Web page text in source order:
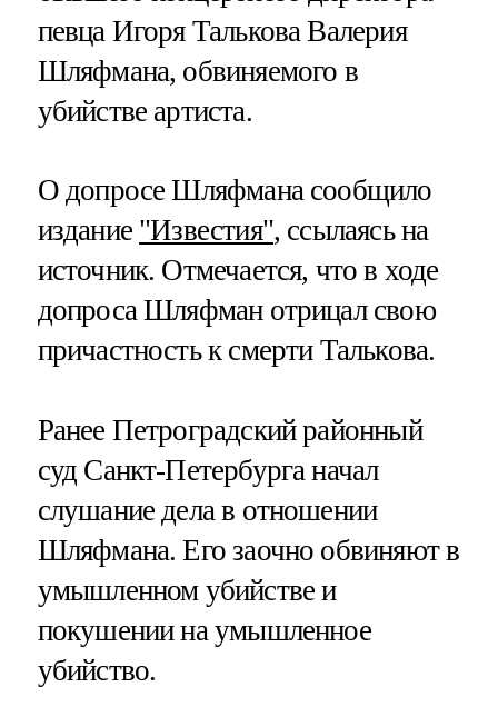
певца Игоря Талькова Валерия
Шляфмана, обвиняемого в
убийстве артиста.
О допросе Шляфмана сообщило
издание "Известия", ссылаясь на
источник. Отмечается, что в ходе
допроса Шляфман отрицал свою
причастность к смерти Талькова.
Ранее Петроградский районный
суд Санкт-Петербурга начал
слушание дела в отношении
Шляфмана. Его заочно обвиняют в
умышленном убийстве и
покушении на умышленное
убийство.